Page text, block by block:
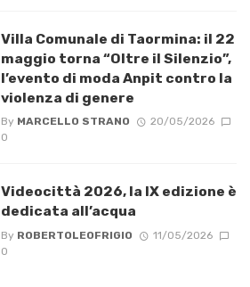
Villa Comunale di Taormina: il 22
maggio torna “Oltre il Silenzio”,
l’evento di moda Anpit contro la
violenza di genere
By MARCELLO STRANO
20/05/2026
0
Videocittà 2026, la IX edizione è
dedicata all’acqua
By ROBERTOLEOFRIGIO
11/05/2026
0